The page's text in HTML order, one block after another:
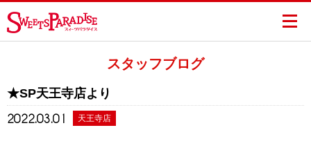
スタッフブログ
★SP天王寺店より
2022.03.01 天王寺店